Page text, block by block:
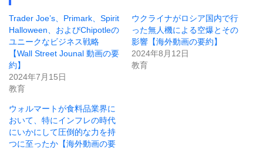
Trader Joe’s、Primark、Spirit
Halloween、およびChipotleの
ユニークなビジネス戦略
【Wall Street Jounal 動画の要
約】
2024年7月15日
教育
ウクライナがロシア国内で行
った無人機による空爆とその
影響【海外動画の要約】
2024年8月12日
教育
ウォルマートが食料品業界に
おいて、特にインフレの時代
にいかにして圧倒的な力を持
つに至ったか【海外動画の要